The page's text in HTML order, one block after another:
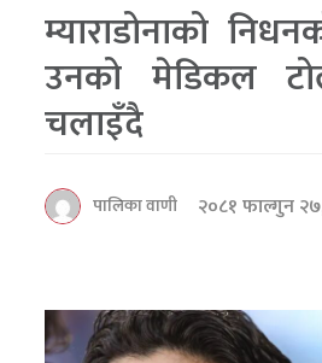
म्याराडोनाको
उनको मेडिकल
चलाइँदै
पालिका वाणी
२०८१ फाल्गुन